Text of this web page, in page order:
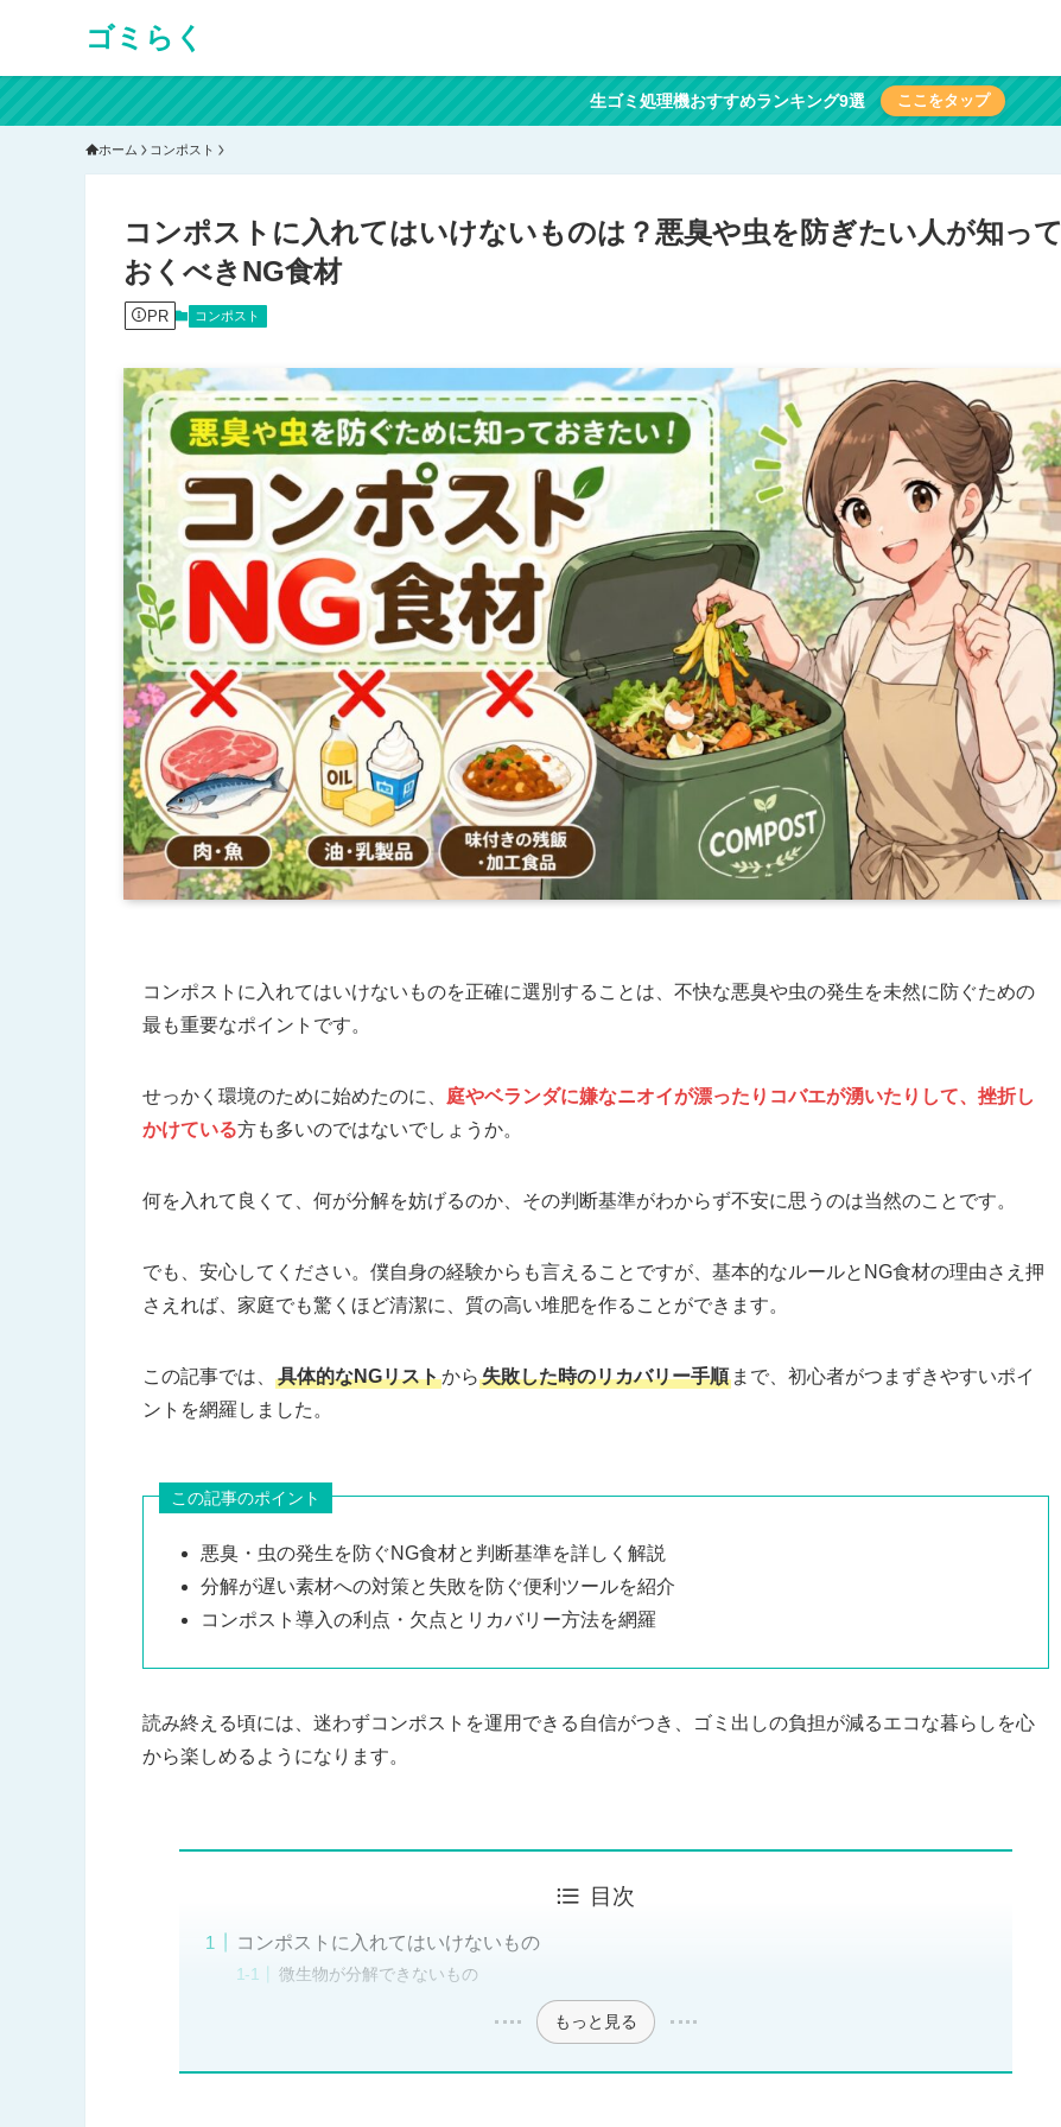
ゴミらく
生ゴミ処理機おすすめランキング9選 ここをタップ
ホーム コンポスト
コンポストに入れてはいけないものは？悪臭や虫を防ぎたい人が知って
おくべきNG食材
PR コンポスト
コンポストに入れてはいけないものを正確に選別することは、不快な悪臭や虫の発生を未然に防ぐための
最も重要なポイントです。
せっかく環境のために始めたのに、 庭やベランダに嫌なニオイが漂ったりコバエが湧いたりして、挫折し
かけている方も多いのではないでしょうか。
何を入れて良くて、何が分解を妨げるのか、その判断基準がわからず不安に思うのは当然のことです。
でも、安心してください。僕自身の経験からも言えることですが、基本的なルールとNG食材の理由さえ押
さえれば、家庭でも驚くほど清潔に、質の高い堆肥を作ることができます。
この記事では、 具体的なNGリストから 失敗した時のリカバリー手順 まで、初心者がつまずきやすいポイ
ントを網羅しました。
この記事のポイント
悪臭・虫の発生を防ぐNG食材と判断基準を詳しく解説
分解が遅い素材への対策と失敗を防ぐ便利ツールを紹介
コンポスト導入の利点・欠点とリカバリー方法を網羅
読み終える頃には、迷わずコンポストを運用できる自信がつき、ゴミ出しの負担が減るエコな暮らしを心
から楽しめるようになります。
目次
コンポストに入れてはいけないもの
微生物が分解できないもの
もっと見る